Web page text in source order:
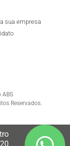
ABS
Reservados.
sua empresa